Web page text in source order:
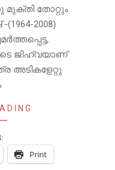
മുക്തി തോറ്റും
2008)
ജിഹ്വയാണ്
അടികളേറ്റു
Print